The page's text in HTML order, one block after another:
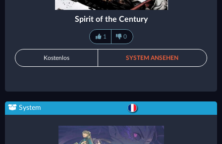
Spirit of the Century
1 0
Kostenlos SYSTEM ANSEHEN
System